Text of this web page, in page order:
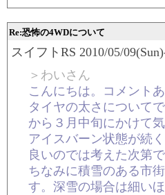
Re:恐怖の4WDについて
スイフトRS 2010/05/
＞わいさん
こんにちは。コメント
タイヤの太さについて
から３月中旬にかけて
アイスバーン状態が続
良いのでは考えた次第
ちなみに積雪のある市
す。深雪の場合は細い